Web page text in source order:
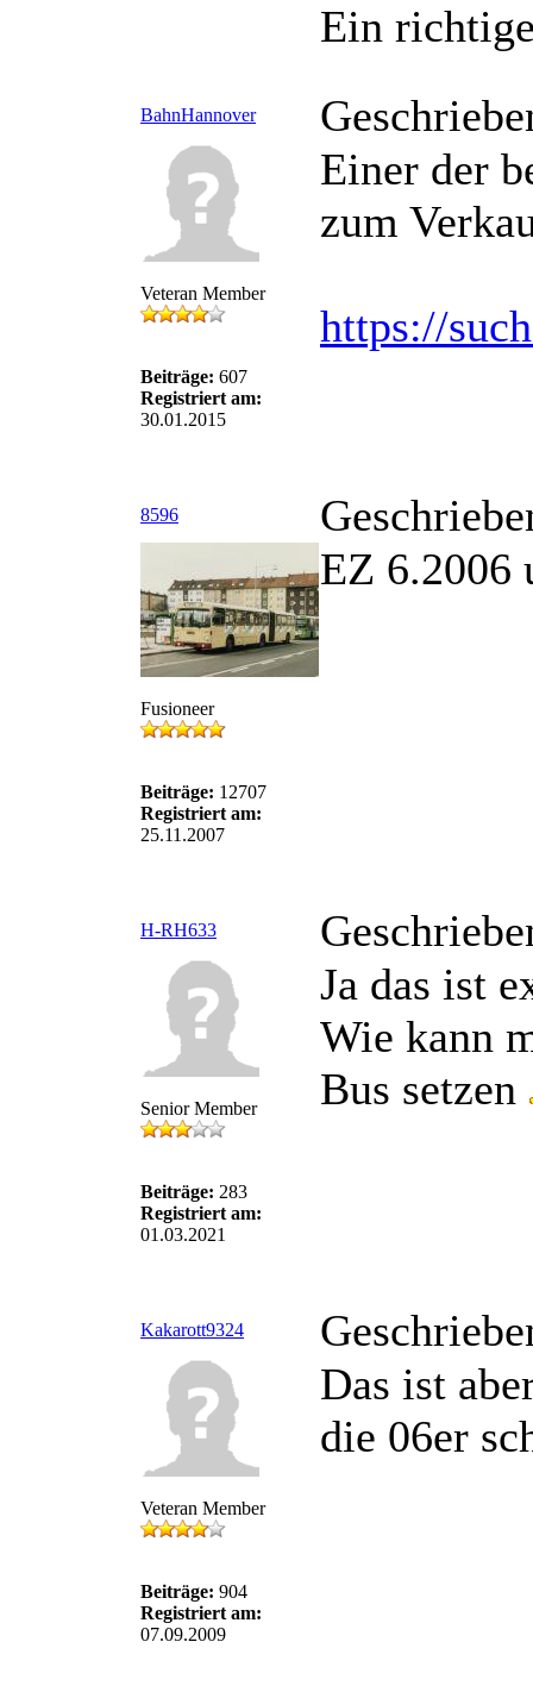
Ein
BahnHannover
Veteran Member
Beiträge: 607
Registriert am:
30.01.2015
Einer der
zum
https://
8596
Fusioneer
Beiträge: 12707
Registriert am:
25.11.2007
EZ 6.2006
H-RH633
Senior Member
Beiträge: 283
Registriert am:
01.03.2021
Ja das ist
Wie kann
Bus setzen
Kakarott9324
Veteran Member
Beiträge: 904
Registriert am:
07.09.2009
Das ist
die 06er